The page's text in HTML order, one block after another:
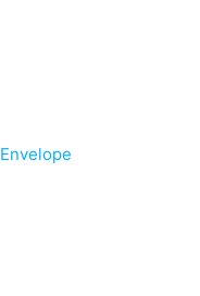
Envelope